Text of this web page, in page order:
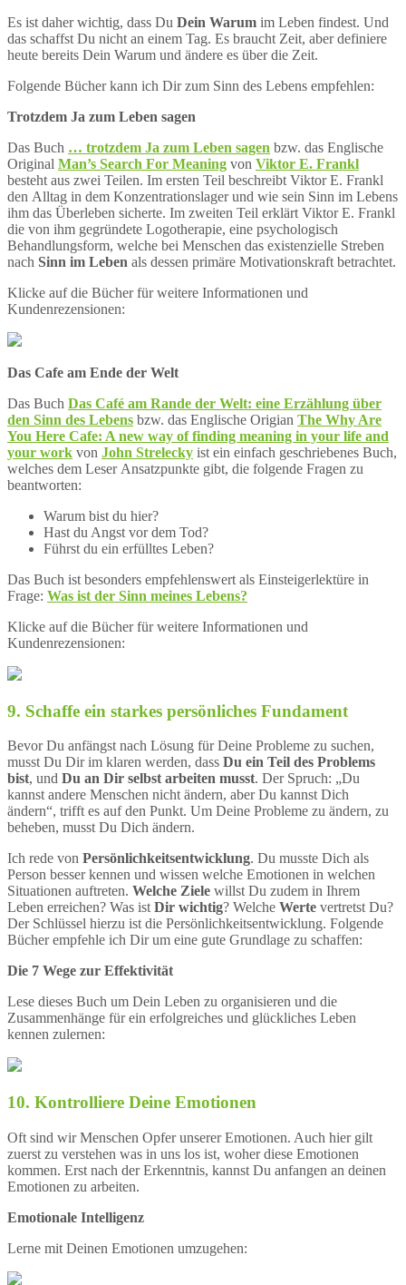
Es ist daher wichtig, dass Du Dein Warum im Leben findest. Und
das schaffst Du nicht an einem Tag. Es braucht Zeit, aber definiere
heute bereits Dein Warum und ändere es über die Zeit.
Folgende Bücher kann ich Dir zum Sinn des Lebens empfehlen:
Trotzdem Ja zum Leben sagen
Das Buch … trotzdem Ja zum Leben sagen bzw. das Englische
Original Man’s Search For Meaning von Viktor E. Frankl
besteht aus zwei Teilen. Im ersten Teil beschreibt Viktor E. Frankl
den Alltag in dem Konzentrationslager und wie sein Sinn im Lebens
ihm das Überleben sicherte. Im zweiten Teil erklärt Viktor E. Frankl
die von ihm gegründete Logotherapie, eine psychologisch
Behandlungsform, welche bei Menschen das existenzielle Streben
nach Sinn im Leben als dessen primäre Motivationskraft betrachtet.
Klicke auf die Bücher für weitere Informationen und
Kundenrezensionen:
Das Cafe am Ende der Welt
Das Buch Das Café am Rande der Welt: eine Erzählung über
den Sinn des Lebens bzw. das Englische Origian The Why Are
You Here Cafe: A new way of finding meaning in your life and
your work von John Strelecky ist ein einfach geschriebenes Buch,
welches dem Leser Ansatzpunkte gibt, die folgende Fragen zu
beantworten:
Warum bist du hier?
Hast du Angst vor dem Tod?
Führst du ein erfülltes Leben?
Das Buch ist besonders empfehlenswert als Einsteigerlektüre in
Frage: Was ist der Sinn meines Lebens?
Klicke auf die Bücher für weitere Informationen und
Kundenrezensionen:
9. Schaffe ein starkes persönliches Fundament
Bevor Du anfängst nach Lösung für Deine Probleme zu suchen,
musst Du Dir im klaren werden, dass Du ein Teil des Problems
bist, und Du an Dir selbst arbeiten musst. Der Spruch: „Du
kannst andere Menschen nicht ändern, aber Du kannst Dich
ändern“, trifft es auf den Punkt. Um Deine Probleme zu ändern, zu
beheben, musst Du Dich ändern.
Ich rede von Persönlichkeitsentwicklung. Du musste Dich als
Person besser kennen und wissen welche Emotionen in welchen
Situationen auftreten. Welche Ziele willst Du zudem in Ihrem
Leben erreichen? Was istDir wichtig? Welche Werte vertretst Du?
Der Schlüssel hierzu ist die Persönlichkeitsentwicklung. Folgende
Bücher empfehle ich Dir um eine gute Grundlage zu schaffen:
Die 7 Wege zur Effektivität
Lese dieses Buch um Dein Leben zu organisieren und die
Zusammenhänge für ein erfolgreiches und glückliches Leben
kennen zulernen:
10. Kontrolliere Deine Emotionen
Oft sind wir Menschen Opfer unserer Emotionen. Auch hier gilt
zuerst zu verstehen was in uns los ist, woher diese Emotionen
kommen. Erst nach der Erkenntnis, kannst Du anfangen an deinen
Emotionen zu arbeiten.
Emotionale Intelligenz
Lerne mit Deinen Emotionen umzugehen: